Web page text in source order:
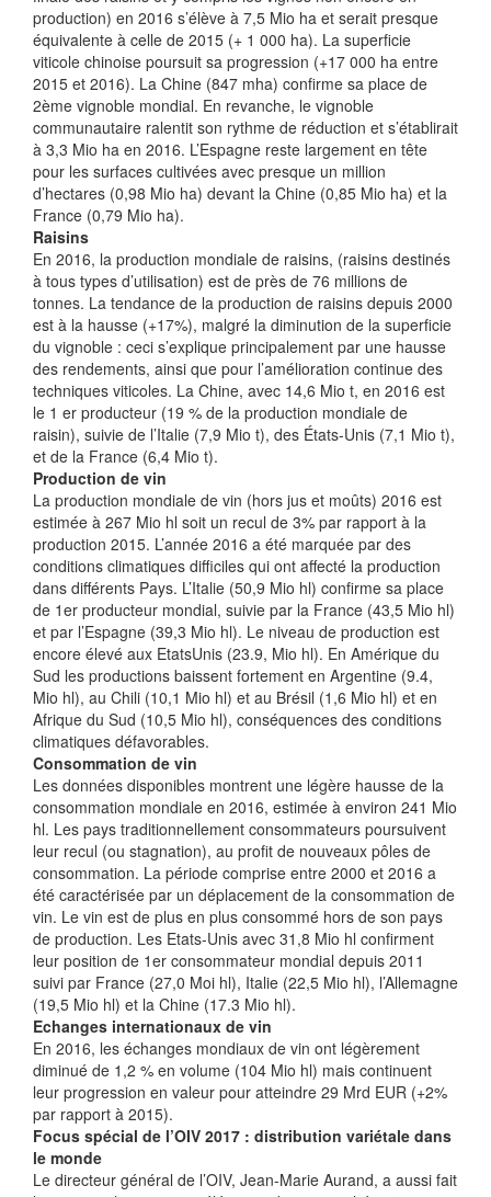
production) en 2016 s’élève à 7,5 Mio ha et serait presque
équivalente à celle de 2015 (+ 1 000 ha). La superficie
viticole chinoise poursuit sa progression (+17 000 ha entre
2015 et 2016). La Chine (847 mha) confirme sa place de
2ème vignoble mondial. En revanche, le vignoble
communautaire ralentit son rythme de réduction et s’établirait
à 3,3 Mio ha en 2016. L’Espagne reste largement en tête
pour les surfaces cultivées avec presque un million
d’hectares (0,98 Mio ha) devant la Chine (0,85 Mio ha) et la
France (0,79 Mio ha).
Raisins
En 2016, la production mondiale de raisins, (raisins destinés
à tous types d’utilisation) est de près de 76 millions de
tonnes. La tendance de la production de raisins depuis 2000
est à la hausse (+17%), malgré la diminution de la superficie
du vignoble : ceci s’explique principalement par une hausse
des rendements, ainsi que pour l’amélioration continue des
techniques viticoles. La Chine, avec 14,6 Mio t, en 2016 est
le 1 er producteur (19 % de la production mondiale de
raisin), suivie de l’Italie (7,9 Mio t), des États-Unis (7,1 Mio t),
et de la France (6,4 Mio t).
Production de vin
La production mondiale de vin (hors jus et moûts) 2016 est
estimée à 267 Mio hl soit un recul de 3% par rapport à la
production 2015. L’année 2016 a été marquée par des
conditions climatiques difficiles qui ont affecté la production
dans différents Pays. L’Italie (50,9 Mio hl) confirme sa place
de 1er producteur mondial, suivie par la France (43,5 Mio hl)
et par l’Espagne (39,3 Mio hl). Le niveau de production est
encore élevé aux EtatsUnis (23.9, Mio hl). En Amérique du
Sud les productions baissent fortement en Argentine (9.4,
Mio hl), au Chili (10,1 Mio hl) et au Brésil (1,6 Mio hl) et en
Afrique du Sud (10,5 Mio hl), conséquences des conditions
climatiques défavorables.
Consommation de vin
Les données disponibles montrent une légère hausse de la
consommation mondiale en 2016, estimée à environ 241 Mio
hl. Les pays traditionnellement consommateurs poursuivent
leur recul (ou stagnation), au profit de nouveaux pôles de
consommation. La période comprise entre 2000 et 2016 a
été caractérisée par un déplacement de la consommation de
vin. Le vin est de plus en plus consommé hors de son pays
de production. Les Etats-Unis avec 31,8 Mio hl confirment
leur position de 1er consommateur mondial depuis 2011
suivi par France (27,0 Moi hl), Italie (22,5 Mio hl), l’Allemagne
(19,5 Mio hl) et la Chine (17.3 Mio hl).
Echanges internationaux de vin
En 2016, les échanges mondiaux de vin ont légèrement
diminué de 1,2 % en volume (104 Mio hl) mais continuent
leur progression en valeur pour atteindre 29 Mrd EUR (+2%
par rapport à 2015).
Focus spécial de l’OIV 2017 : distribution variétale dans
le monde
Le directeur général de l’OIV, Jean-Marie Aurand, a aussi fait